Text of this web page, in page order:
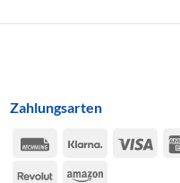
Zahlungsarten
Rechung
Klarna Visa
RevolutAmazon